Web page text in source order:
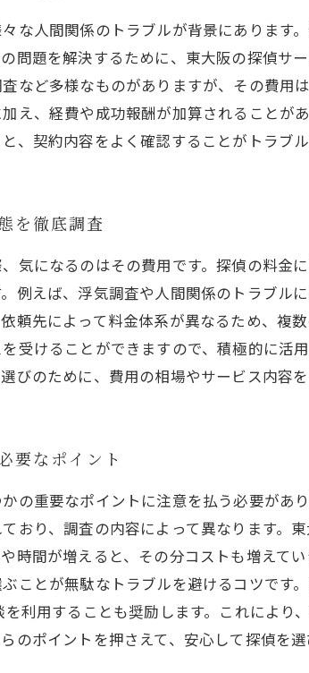
な人間関係のトラブルが背景にあります
問題を解決するために、東大阪の探偵サ
など多様なものがありますが、その費用
え、経費や成功報酬が加算されることが
、契約内容をよく確認することがトラブ
を徹底調査
気になるのはその費用です。探偵の料金
例えば、浮気調査や人間関係のトラブル
頼先によって料金体系が異なるため、複
受けることができますので、積極的に
びのために、費用の相場やサービス内容
要なポイント
の重要なポイントに注意を払う必要があ
おり、調査の内容によって異なります。
時間が増えると、その分コストも増えて
ことが無駄なトラブルを避けるコツです
を利用することも奨励します。これによ
のポイントを押さえて、安心して探偵を選